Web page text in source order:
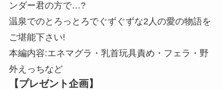
ンダー君の方で…?
温泉でのとろっとろでぐずぐずな2人の愛の物語を
ご堪能下さい!
本編内容:エネマグラ・乳首玩具責め・フェラ・野
外えっちなど
【プレゼント企画】